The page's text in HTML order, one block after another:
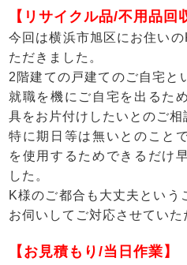
【リサイクル品/不用品回
今回は横浜市旭区にお住い
ただきました。
2階建ての戸建てのご自宅と
就職を機にご自宅を出るた
具をお片付けしたいとのご相
特に期日等は無いとのこと
を使用するためできるだけ
した。
K様のご都合も大丈夫という
お伺いしてご対応させていた
【お見積もり/当日作業】